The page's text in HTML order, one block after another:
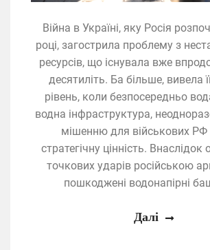
Війна в Україні, яку Росія
році, загострила проблему з
ресурсів, що існувала вже
десятиліть. Ба більше, вивела
рівень, коли безпосередньо
водна інфраструктура,
мішенню для військових РФ
стратегічну цінність. Внаслідок
точкових ударів російською
пошкоджені водонапірні
Далі